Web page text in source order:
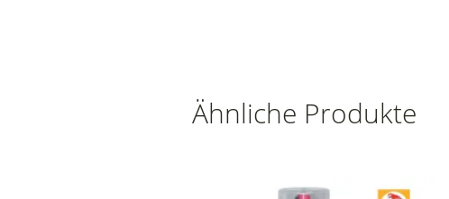
Ähnliche Produkte